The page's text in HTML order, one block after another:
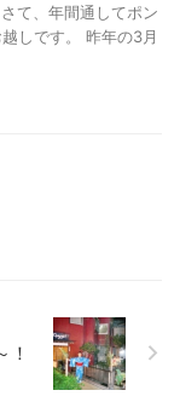
て、年間通してポン
しです。 昨年の3月
！